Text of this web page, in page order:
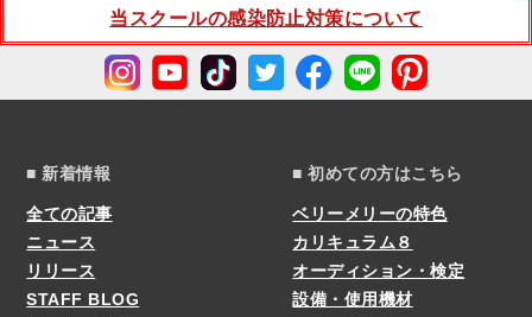
当スクールの感染防止対策について
■ 新着情報
全ての記事
ニュース
リリース
STAFF BLOG
■ 初めての方はこちら
ベリーメリーの特色
カリキュラム８
オーディション・検定
設備・使用機材